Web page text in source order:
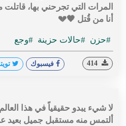
المرات التي تجرحني بها،
أنا من قُتل 🖤💔
#حزن #حالات حزينة #وجع
فيسبوك
لا شيء يبدو حقيقياً في هذا
ألتمس منه مستقبل جميل بعيد